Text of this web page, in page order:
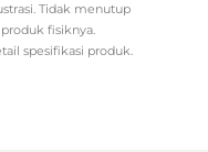
Tidak menutup
fisiknya.
spesifikasi produk.